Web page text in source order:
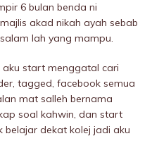
6 bulan benda ni
akad nikah ayah sebab
lah yang mampu.
aku start menggatal cari
tagged, facebook semua
mat salleh bernama
soal kahwin, dan start
dekat kolej jadi aku